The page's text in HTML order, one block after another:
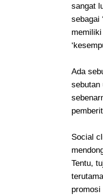
sangat
sebagai
memiliki
Ada
sebutan
Social
Tentu,